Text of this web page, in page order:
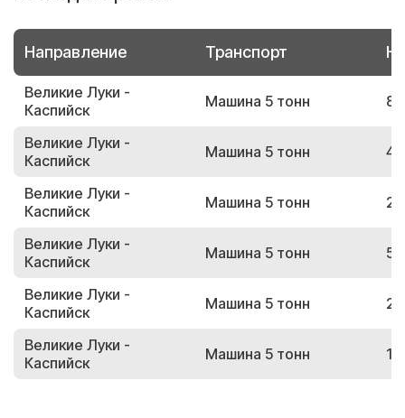
Направление Транспорт
Великие Луки -
Каспийск
Машина 5 тонн
Великие Луки -
Каспийск
Машина 5 тонн
Великие Луки -
Каспийск
Машина 5 тонн
Великие Луки -
Каспийск
Машина 5 тонн
Великие Луки -
Каспийск
Машина 5 тонн
Великие Луки -
Каспийск
Машина 5 тонн